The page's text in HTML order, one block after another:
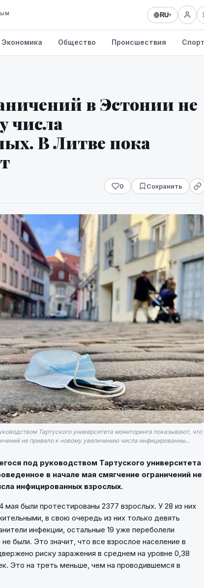
RU▾
Экономика Общество Происшествия Спорт
в Эстонии не
числа
В Литве пока
0 Сохранить
Тартуского университета мониторинга показывают, что
не привело к новому увеличению числа инфицированны...
под руководством Тартуского университета
в начале мая смягчение ограничений не
инфицированных взрослых.
мая были протестированы 2377 взрослых. У 28 из них
в свою очередь из них только девять
инфекции, остальные 19 уже переболели
были. Это значит, что все взрослое население в
риску заражения в среднем на уровне 0,38
Это на треть меньше, чем на проводившемся в